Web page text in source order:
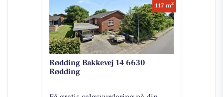
117 m2
Rødding Bakkevej 14 6630
Rødding